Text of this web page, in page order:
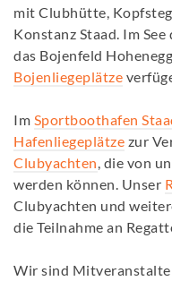
mit Clubhütte,
Konstanz Staad. Im
das Bojenfeld
Bojenliegeplätze
Im Sportboothafen
Hafenliegeplätze zur
Clubyachten , die von
werden können. Unser
Clubyachten und
die Teilnahme an
Wir sind